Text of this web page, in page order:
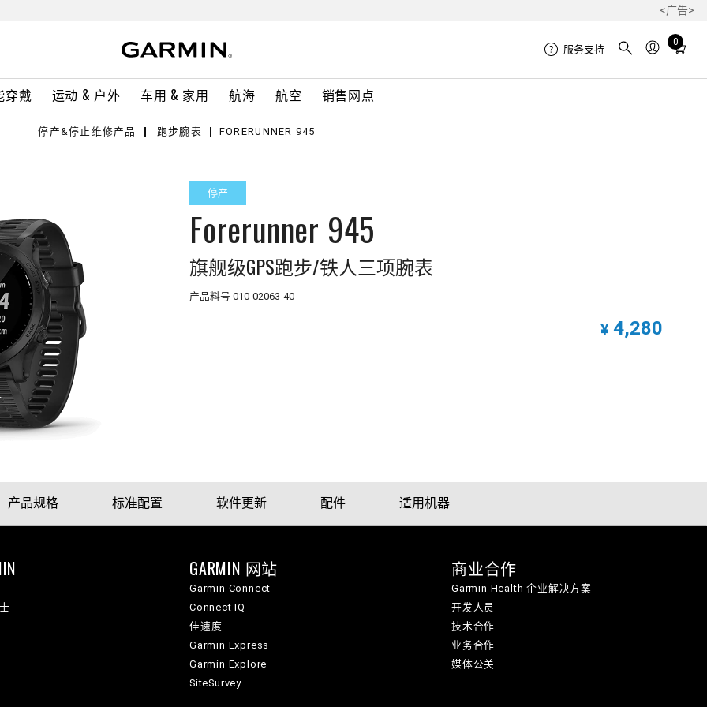
<广告>
穿戴 运动 & 户外 车用 & 家用 航海 航空 销售网点
服务支持
0
Total
in
停产&停止维修产品 跑步腕表 FORERUNNER 945
停产
Forerunner 945
旗舰级GPS跑步/铁人三项腕表
产品料号 010-02063-40
¥ 4,280
产品规格 标准配置 软件更新 配件 适用机器
GARMIN 网站
Garmin Connect
Connect IQ
佳速度
Garmin Express
Garmin Explore
SiteSurvey
商业合作
Garmin Health 企业解决方案
开发人员
技术合作
业务合作
媒体公关